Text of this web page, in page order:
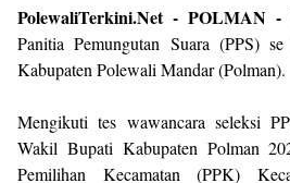
PolewaliTerkini.Net - POLMAN -
Panitia Pemungutan Suara (PPS)
Kabupaten Polewali Mandar (Polman).
Mengikuti tes wawancara seleksi
Wakil Bupati Kabupaten Polman
Pemilihan Kecamatan (PPK)